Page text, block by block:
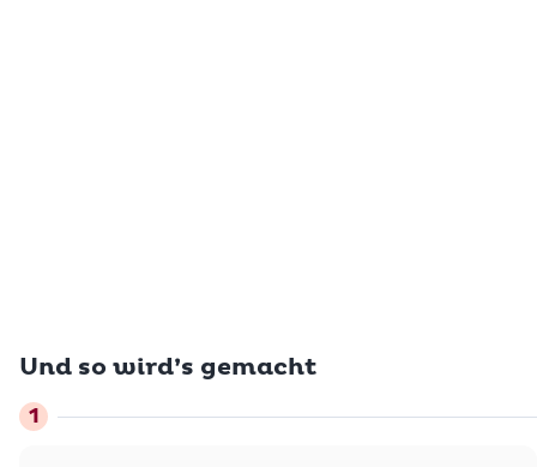
Und so wird’s gemacht